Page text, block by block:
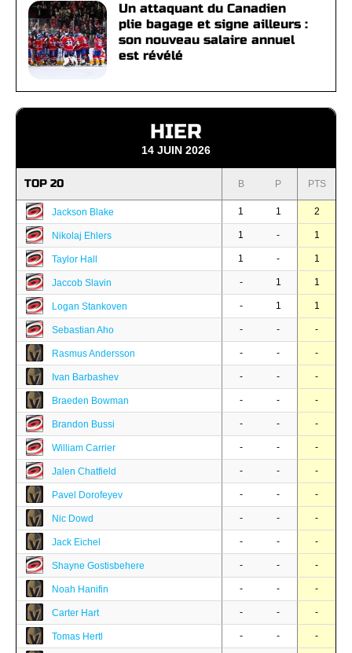
Un attaquant du Canadien
plie bagage et signe ailleurs :
son nouveau salaire annuel
est révélé
HIER
14 JUIN 2026
TOP 20 B P PTS
Jackson Blake 1 1 2
Nikolaj Ehlers 1 - 1
Taylor Hall 1 - 1
Jaccob Slavin - 1 1
Logan Stankoven - 1 1
Sebastian Aho - - -
Rasmus Andersson - - -
Ivan Barbashev - - -
Braeden Bowman - - -
Brandon Bussi - - -
William Carrier - - -
Jalen Chatfield - - -
Pavel Dorofeyev - - -
Nic Dowd - - -
Jack Eichel - - -
Shayne Gostisbehere - - -
Noah Hanifin - - -
Carter Hart - - -
Tomas Hertl - - -